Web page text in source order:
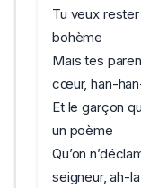
Tu veux
bohème
Mais tes
cœur, han-
Et le garçon
un poème
Qu’on
seigneur, ah-